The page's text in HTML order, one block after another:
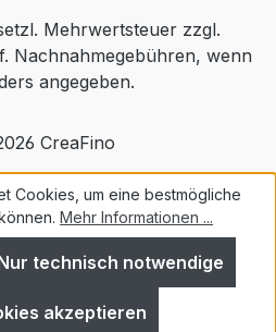
Mehrwertsteuer zzgl.
Nachnahmegebühren, wenn
angegeben.
CreaFino
Cookies, um eine bestmögliche
Mehr Informationen ...
technisch notwendige
akzeptieren